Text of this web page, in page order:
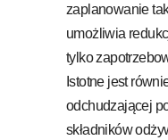
zaplanowanie
umożliwia
tylko
Istotne jest
odchudzającej
składników